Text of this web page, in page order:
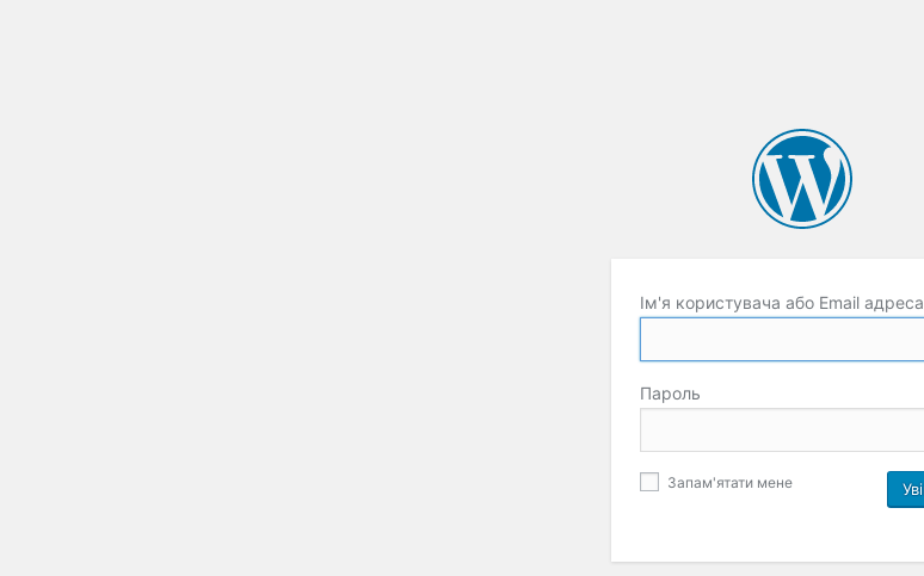
Ім'я користувача або Email адреса
Пароль
Запам'ятати мене